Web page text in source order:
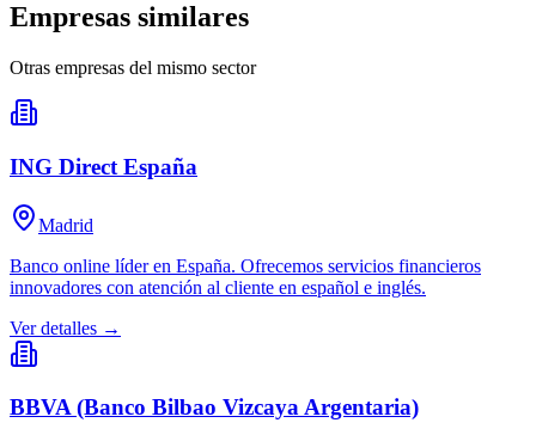
Empresas similares
Otras empresas del mismo sector
ING Direct España
Madrid
Banco online líder en España. Ofrecemos servicios financieros
innovadores con atención al cliente en español e inglés.
Ver detalles →
BBVA (Banco Bilbao Vizcaya Argentaria)